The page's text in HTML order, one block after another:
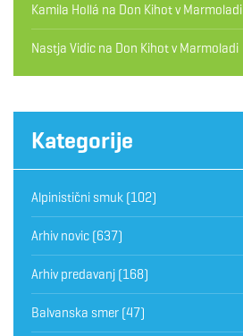
Kamila Hollá na Don Kihot v Marmoladi
Nastja Vidic na Don Kihot v Marmoladi
Kategorije
Alpinistični smuk (102)
Arhiv novic (637)
Arhiv predavanj (168)
Balvanska smer (47)